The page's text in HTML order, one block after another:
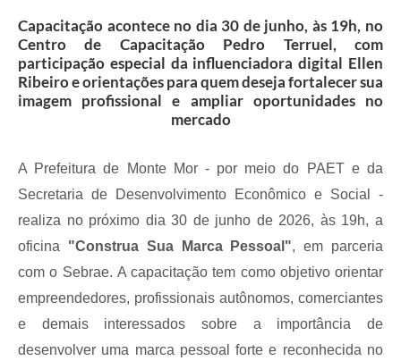
Capacitação acontece no dia 30 de junho, às 19h, no
Centro de Capacitação Pedro Terruel, com
participação especial da influenciadora digital Ellen
Ribeiro e orientações para quem deseja fortalecer sua
imagem profissional e ampliar oportunidades no
mercado
A Prefeitura de Monte Mor - por meio do PAET e da
Secretaria de Desenvolvimento Econômico e Social -
realiza no próximo dia 30 de junho de 2026, às 19h, a
oficina "Construa Sua Marca Pessoal", em parceria
com o Sebrae. A capacitação tem como objetivo orientar
empreendedores, profissionais autônomos, comerciantes
e demais interessados sobre a importância de
desenvolver uma marca pessoal forte e reconhecida no